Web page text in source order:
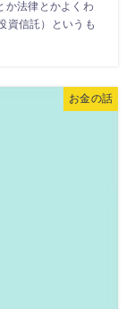
か法律とかよくわ
資信託）というも
お金の話